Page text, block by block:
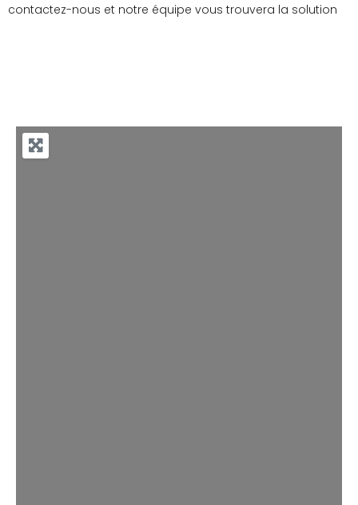
contactez-nous et notre équipe vous trouvera la solution